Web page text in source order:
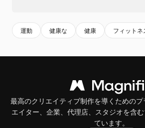
運動 健康な 健康 フィットネ
最高のクリエイティブ制作を導くための
エイター、企業、代理店、スタジオを含
ています。